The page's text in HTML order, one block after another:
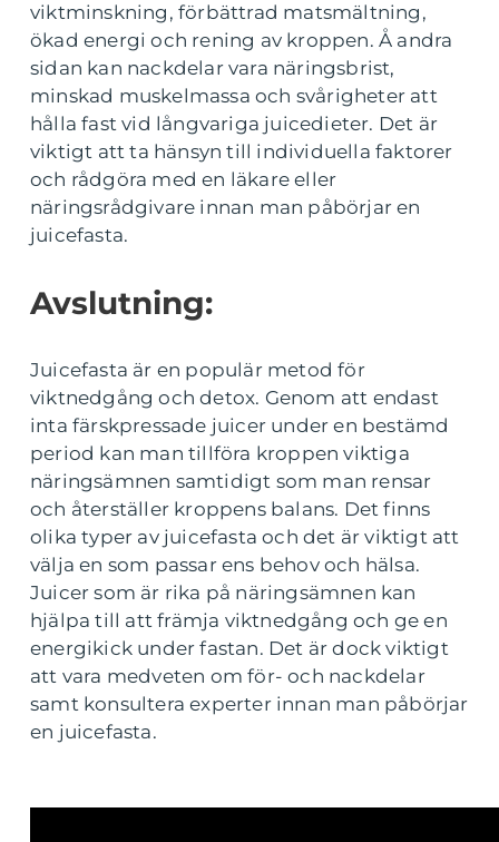
viktminskning, förbättrad matsmältning,
ökad energi och rening av kroppen. Å andra
sidan kan nackdelar vara näringsbrist,
minskad muskelmassa och svårigheter att
hålla fast vid långvariga juicedieter. Det är
viktigt att ta hänsyn till individuella faktorer
och rådgöra med en läkare eller
näringsrådgivare innan man påbörjar en
juicefasta.
Avslutning:
Juicefasta är en populär metod för
viktnedgång och detox. Genom att endast
inta färskpressade juicer under en bestämd
period kan man tillföra kroppen viktiga
näringsämnen samtidigt som man rensar
och återställer kroppens balans. Det finns
olika typer av juicefasta och det är viktigt att
välja en som passar ens behov och hälsa.
Juicer som är rika på näringsämnen kan
hjälpa till att främja viktnedgång och ge en
energikick under fastan. Det är dock viktigt
att vara medveten om för- och nackdelar
samt konsultera experter innan man påbörjar
en juicefasta.